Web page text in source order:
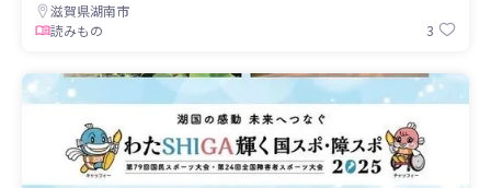
滋賀県湖南市
読みもの
3